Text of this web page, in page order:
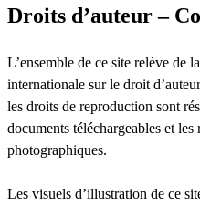
Droits d’auteur –
L’ensemble de ce site relève de
internationale sur le droit
les droits de reproduction sont
documents téléchargeables et
photographiques.
Les visuels d’illustration de ce